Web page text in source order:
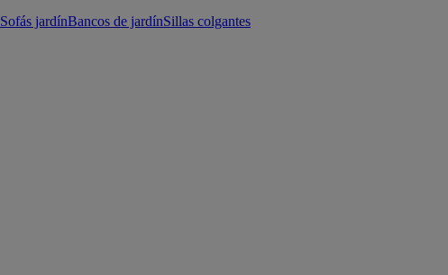
Sofás jardínBancos de jardínSillas colgantes